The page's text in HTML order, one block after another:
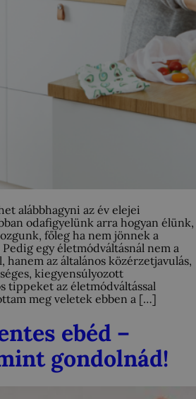
alábbhagyni az év elejei
odafigyelünk arra hogyan élünk,
főleg ha nem jönnek a
egy életmódváltásnál nem a
hanem az általános közérzetjavulás,
kiegyensúlyozott
tippeket az életmódváltással
meg veletek ebben a […]
ebéd –
gondolnád!